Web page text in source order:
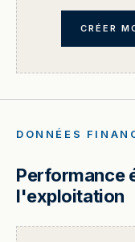
CRÉER
DONNÉES
Performance
l'exploitation